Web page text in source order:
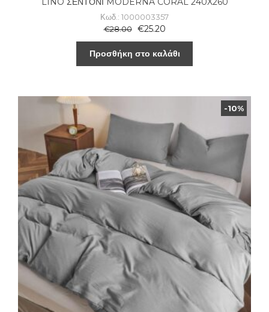
Κωδ.: 1000003357
€28.00 €25.20
Προσθήκη στο καλάθι
-10%